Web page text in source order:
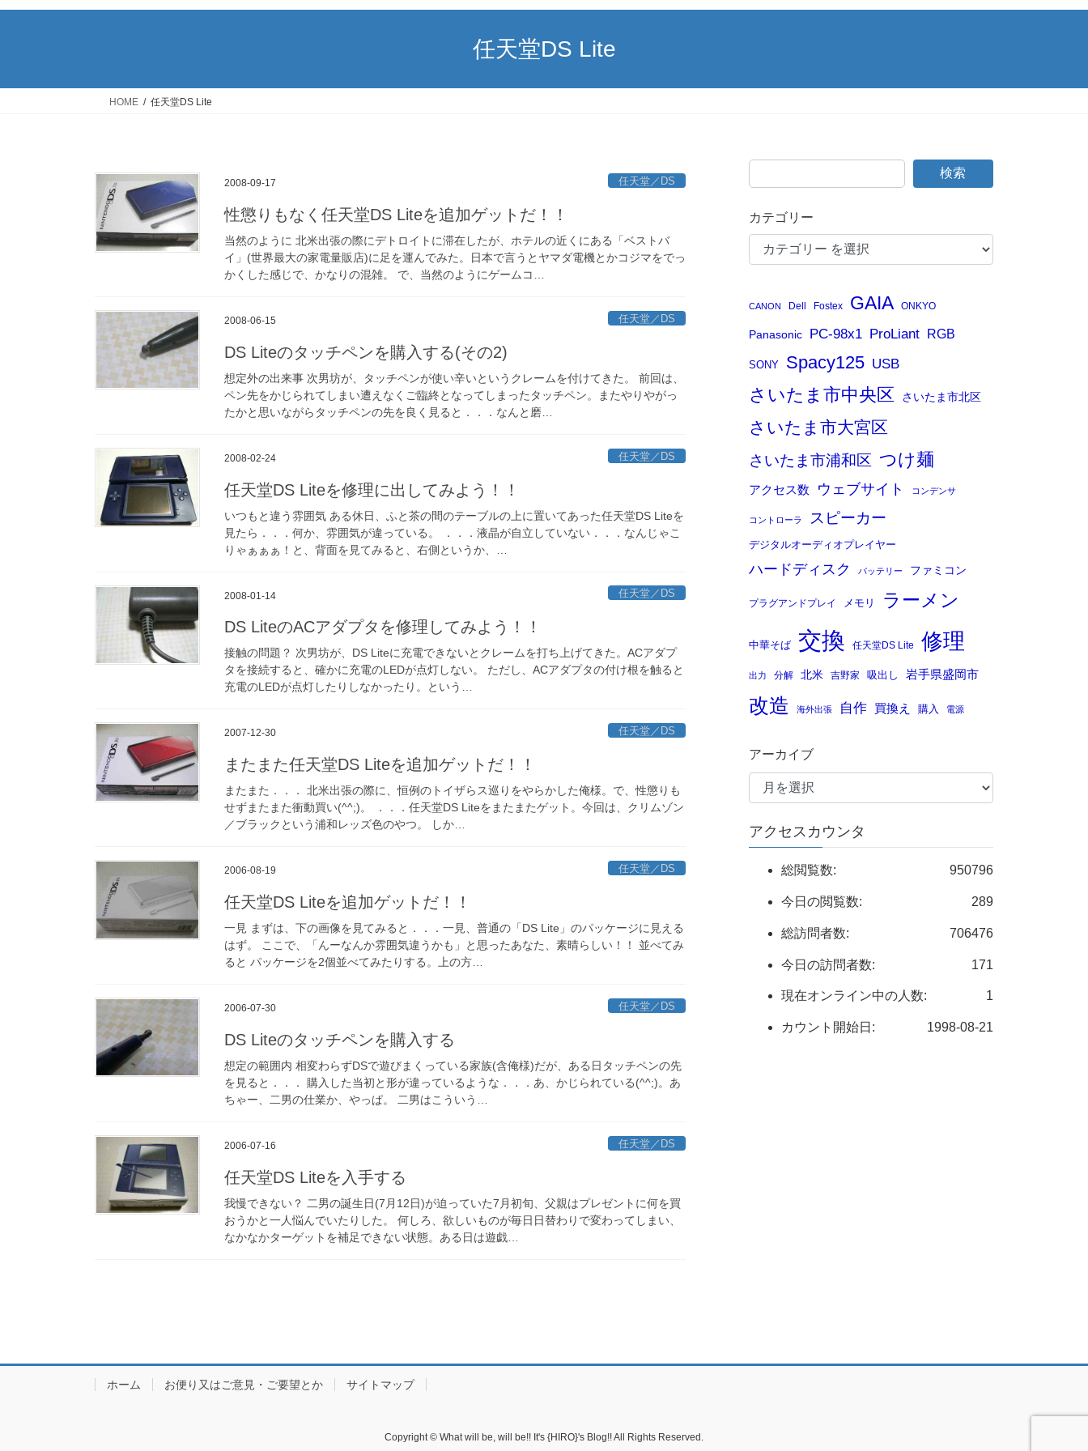
任天堂DS Lite
HOME 任天堂DS Lite
2008-09-17 任天堂／DS
性懲りもなく任天堂DS Liteを追加ゲットだ！！
当然のように 北米出張の際にデトロイトに滞在したが、ホテルの近くにある「ベストバ
イ」(世界最大の家電量販店)に足を運んでみた。日本で言うとヤマダ電機とかコジマをでっ
かくした感じで、かなりの混雑。 で、当然のようにゲームコ…
2008-06-15 任天堂／DS
DS Liteのタッチペンを購入する(その2)
想定外の出来事 次男坊が、タッチペンが使い辛いというクレームを付けてきた。 前回は、
ペン先をかじられてしまい遭えなくご臨終となってしまったタッチペン。またやりやがっ
たかと思いながらタッチペンの先を良く見ると．．．なんと磨…
2008-02-24 任天堂／DS
任天堂DS Liteを修理に出してみよう！！
いつもと違う雰囲気 ある休日、ふと茶の間のテーブルの上に置いてあった任天堂DS Liteを
見たら．．．何か、雰囲気が違っている。 ．．．液晶が自立していない．．．なんじゃこ
りゃぁぁぁ！と、背面を見てみると、右側というか、…
2008-01-14 任天堂／DS
DS LiteのACアダプタを修理してみよう！！
接触の問題？ 次男坊が、DS Liteに充電できないとクレームを打ち上げてきた。ACアダプ
タを接続すると、確かに充電のLEDが点灯しない。 ただし、ACアダプタの付け根を触ると
充電のLEDが点灯したりしなかったり。という…
2007-12-30 任天堂／DS
またまた任天堂DS Liteを追加ゲットだ！！
またまた．．． 北米出張の際に、恒例のトイザらス巡りをやらかした俺様。で、性懲りも
せずまたまた衝動買い(^^;)。 ．．．任天堂DS Liteをまたまたゲット。今回は、クリムゾン
／ブラックという浦和レッズ色のやつ。 しか…
2006-08-19 任天堂／DS
任天堂DS Liteを追加ゲットだ！！
一見 まずは、下の画像を見てみると．．．一見、普通の「DS Lite」のパッケージに見える
はず。 ここで、「んーなんか雰囲気違うかも」と思ったあなた、素晴らしい！！ 並べてみ
ると パッケージを2個並べてみたりする。上の方…
2006-07-30 任天堂／DS
DS Liteのタッチペンを購入する
想定の範囲内 相変わらずDSで遊びまくっている家族(含俺様)だが、ある日タッチペンの先
を見ると．．． 購入した当初と形が違っているような．．．あ、かじられている(^^;)。あ
ちゃー、二男の仕業か、やっぱ。 二男はこういう…
2006-07-16 任天堂／DS
任天堂DS Liteを入手する
我慢できない？ 二男の誕生日(7月12日)が迫っていた7月初旬、父親はプレゼントに何を買
おうかと一人悩んでいたりした。 何しろ、欲しいものが毎日日替わりで変わってしまい、
なかなかターゲットを補足できない状態。ある日は遊戯…
検索
カテゴリー
CANON Dell Fostex GAIA ONKYO
Panasonic PC-98x1 ProLiant RGB
SONY Spacy125 USB
さいたま市中央区 さいたま市北区
さいたま市大宮区
さいたま市浦和区 つけ麺
アクセス数 ウェブサイト コンデンサ
コントローラ スピーカー
デジタルオーディオプレイヤー
ハードディスク バッテリー ファミコン
プラグアンドプレイ メモリ ラーメン
中華そば 交換 任天堂DS Lite 修理
出力 分解 北米 吉野家 吸出し 岩手県盛岡市
改造 海外出張 自作 買換え 購入 電源
アーカイブ
アクセスカウンタ
950796
総閲覧数:
289
今日の閲覧数:
706476
総訪問者数:
171
今日の訪問者数:
1
現在オンライン中の人数:
1998-08-21
カウント開始日:
ホーム お便り又はご意見・ご要望とか サイトマップ
Copyright © What will be, will be!! It's {HIRO}'s Blog!! All Rights Reserved.